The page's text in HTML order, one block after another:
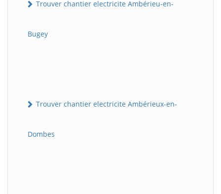
Trouver chantier electricite Ambérieu-en-
Bugey
Trouver chantier electricite Ambérieux-en-
Dombes